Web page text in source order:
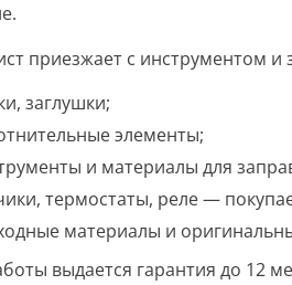
приезжает с инструментом
заглушки;
элементы;
и материалы для
термостаты, реле —
материалы и
выдается гарантия до 12